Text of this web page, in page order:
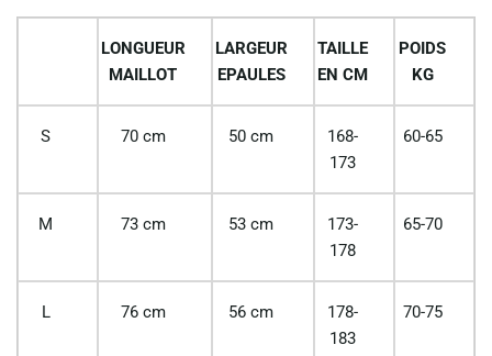
LONGUEUR
MAILLOT
LARGEUR
EPAULES
TAILLE
EN CM
POIDS
KG
S 70 cm 50 cm
168-
173
60-65
M 73 cm 53 cm
173-
178
65-70
L 76 cm 56 cm
178-
183
70-75